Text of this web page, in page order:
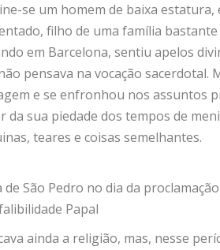
se um homem de baixa
filho de uma família
em Barcelona, sentiu apelos
pensava na vocação sacerdotal.
e se enfronhou nos assuntos
da sua piedade dos tempos de
teares e coisas semelhantes.
de São Pedro no dia da
Papal
ainda a religião, mas, nesse